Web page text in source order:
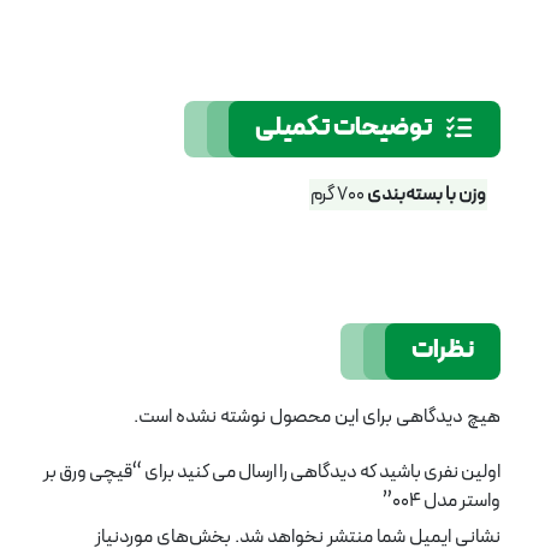
توضیحات تکمیلی
وزن با بسته‌بندی700 گرم
نظرات
هیچ دیدگاهی برای این محصول نوشته نشده است.
اولین نفری باشید که دیدگاهی را ارسال می کنید برای “قیچی ورق بر
واستر مدل 004”
نشانی ایمیل شما منتشر نخواهد شد. بخش‌های موردنیاز